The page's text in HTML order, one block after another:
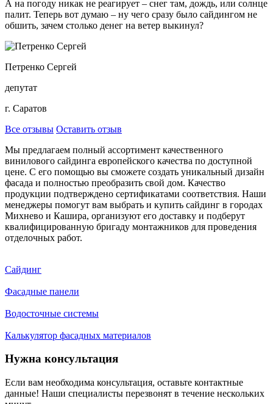
А на погоду никак не реагирует – снег там, дождь, или солнце
палит. Теперь вот думаю – ну чего сразу было сайдингом не
обшить, зачем столько денег на ветер выкинул?
Петренко Сергей
депутат
г. Саратов
Все отзывы Оставить отзыв
Мы предлагаем полный ассортимент качественного
винилового сайдинга европейского качества по доступной
цене. С его помощью вы сможете создать уникальный дизайн
фасада и полностью преобразить свой дом. Качество
продукции подтверждено сертификатами соответствия. Наши
менеджеры помогут вам выбрать и купить сайдинг в городах
Михнево и Кашира, организуют его доставку и подберут
квалифицированную бригаду монтажников для проведения
отделочных работ.
Сайдинг
Фасадные панели
Водосточные системы
Калькулятор фасадных материалов
Нужна консультация
Если вам необходима консультация, оставьте контактные
данные! Наши специалисты перезвонят в течение нескольких